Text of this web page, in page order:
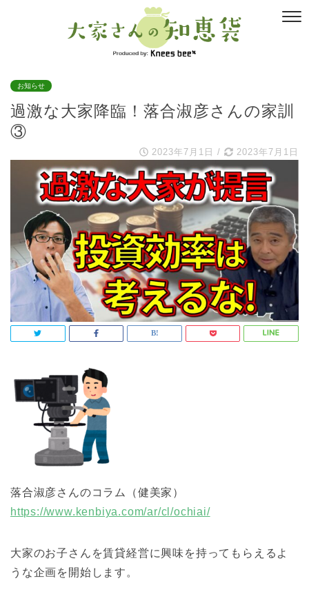
お知らせ
過激な大家降臨！落合淑彦さんの家訓
③
2023年7月1日 / 2023年7月1日
落合淑彦さんのコラム（健美家）
https://www.kenbiya.com/ar/cl/ochiai/
大家のお子さんを賃貸経営に興味を持ってもらえるよ
うな企画を開始します。